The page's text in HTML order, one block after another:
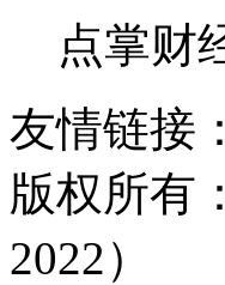
点掌财
友情链接：
版权所有：
2022）